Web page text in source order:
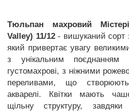
Тюльпан махровий
Valley) 11/12- вишуканий сорт
який привертає увагу
з унікальним поєднанням
густомахрові, з ніжними
переливами, що
акварелі. Квітки мають
щільну структуру,